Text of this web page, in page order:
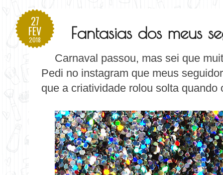
27
FEV
2018 Fantasias dos meus
Carnaval passou, mas sei que
Pedi no instagram que meus
que a criatividade rolou solta quando